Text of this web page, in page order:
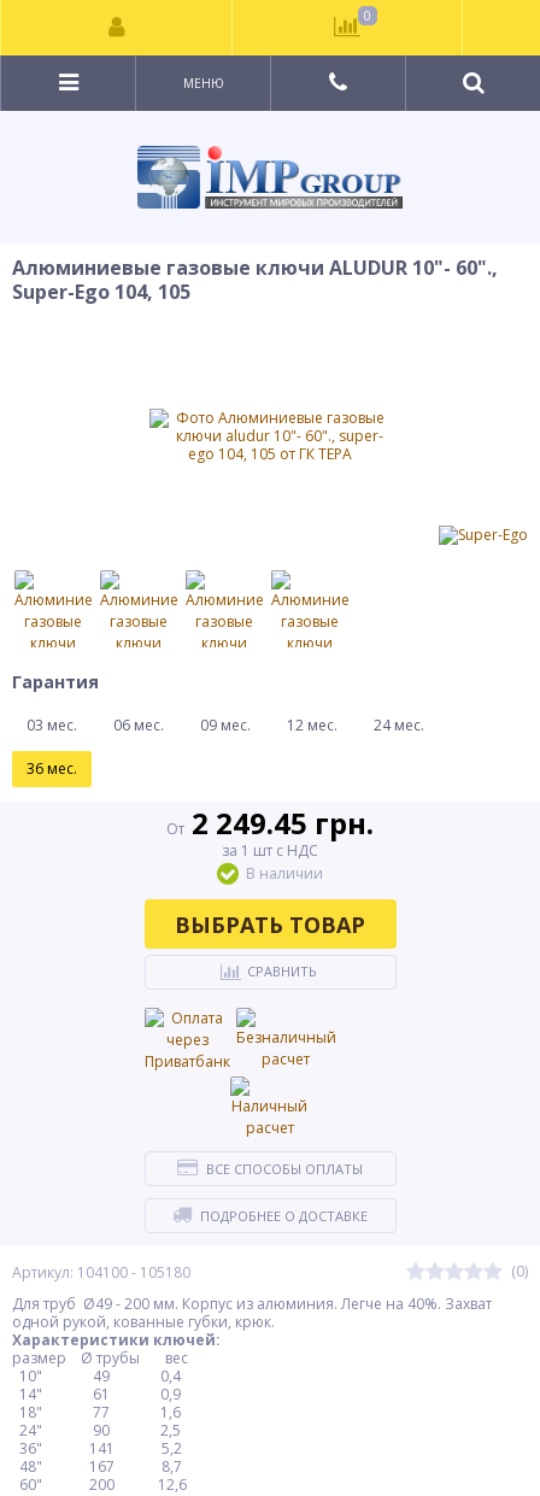
МЕНЮ
Алюминиевые газовые ключи ALUDUR 10"- 60".,
Super-Ego 104, 105
Артикул: 104100 - 105180
(0)
Для труб Ø49 - 200 мм. Корпус из алюминия. Легче на 40%. Захват
одной рукой, кованные губки, крюк.
Характеристики ключей:
размер Ø трубы вес
10" 49 0,4
14" 61 0,9
18" 77 1,6
24" 90 2,5
36" 141 5,2
48" 167 8,7
60" 200 12,6
Гарантия
03 мес. 06 мес. 09 мес. 12 мес. 24 мес.
36 мес.
От 2 249.45 грн.
за 1 шт с НДС
В наличии
ВЫБРАТЬ ТОВАР
СРАВНИТЬ
ВСЕ СПОСОБЫ ОПЛАТЫ
ПОДРОБНЕЕ О ДОСТАВКЕ
0